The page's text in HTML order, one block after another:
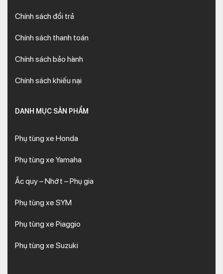
Chính sách đổi trả
Chính sách thanh toán
Chính sách bảo hành
Chính sách khiếu nại
DANH MỤC SẢN PHẨM
Phụ tùng xe Honda
Phụ tùng xe Yamaha
Ắc quy – Nhớt – Phụ gia
Phụ tùng xe SYM
Phụ tùng xe Piaggio
Phụ tùng xe Suzuki